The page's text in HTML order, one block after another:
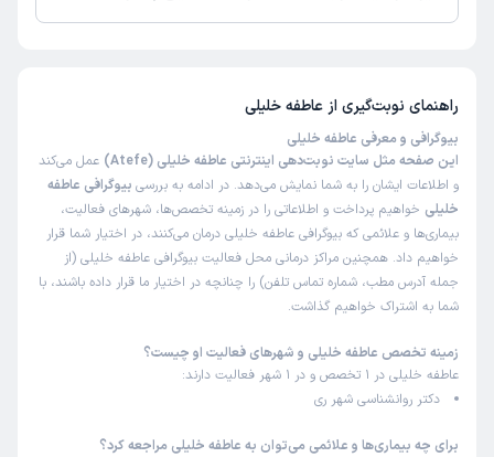
راهنمای نوبت‌گیری از عاطفه خلیلی
بیوگرافی و معرفی عاطفه خلیلی
این صفحه مثل سایت نوبت‌دهی اینترنتی عاطفه خلیلی (Atefe)
عمل می‌کند
و اطلاعات ایشان را به شما نمایش می‌دهد. در ادامه به بررسی بیوگرافی عاطفه
خلیلی خواهیم پرداخت و اطلاعاتی را در زمینه تخصص‌ها، شهرهای فعالیت،
بیماری‌ها و علائمی که بیوگرافی عاطفه خلیلی درمان می‌کنند، در اختیار شما قرار
خواهیم داد. همچنین مراکز درمانی محل فعالیت بیوگرافی عاطفه خلیلی (از
جمله آدرس مطب، شماره تماس تلفن) را چنانچه در اختیار ما قرار داده باشند، با
شما به اشتراک خواهیم گذاشت.
زمینه تخصص عاطفه خلیلی و شهرهای فعالیت او چیست؟
عاطفه خلیلی در 1 تخصص و در 1 شهر فعالیت دارند:
دکتر روانشناسی شهر ری
برای چه بیماری‌ها و علائمی می‌توان به عاطفه خلیلی مراجعه کرد؟